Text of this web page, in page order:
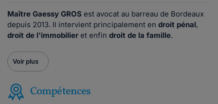
Maître Gaessy GROS est avocat au barreau de Bordeaux
depuis 2013. Il intervient principalement en droit pénal,
droit de l'immobilier et enfin droit de la famille.
Voir plus
Compétences